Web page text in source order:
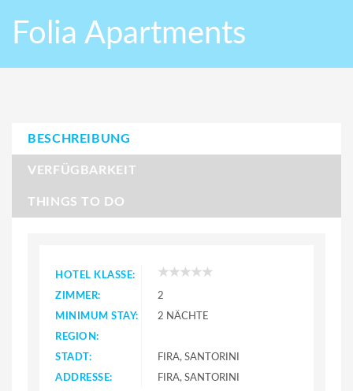
Folia Apartments
BESCHREIBUNG
VERFÜGBARKEIT
THINGS TO DO
HOTEL KLASSE:
ZIMMER:
2
MINIMUM STAY:
2 NÄCHTE
REGION:
STADT:
FIRA, SANTORINI
ADDRESSE:
FIRA, SANTORINI